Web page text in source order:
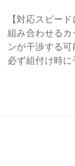
【対応スピード
組み合わせる
ンが干渉する可
必ず組付け時